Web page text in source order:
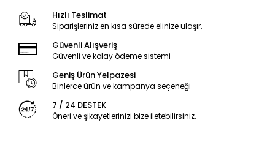
Hızlı Teslimat
Siparişleriniz en kısa sürede elinize ulaşır.
Güvenli Alışveriş
Güvenli ve kolay ödeme sistemi
Geniş Ürün Yelpazesi
Binlerce ürün ve kampanya seçeneği
7 / 24 DESTEK
Öneri ve şikayetlerinizi bize iletebilirsiniz.